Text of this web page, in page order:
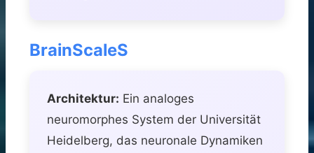
BrainScaleS
Architektur: Ein analoges
neuromorphes System der Universität
Heidelberg, das neuronale Dynamiken